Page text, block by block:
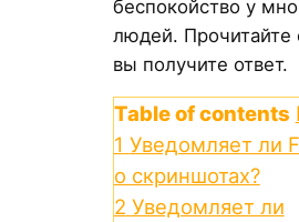
беспокойство у
людей. Прочитайте
вы получите ответ.
Table of contents
1 Уведомляет ли
о скриншотах?
2 Уведомляет ли